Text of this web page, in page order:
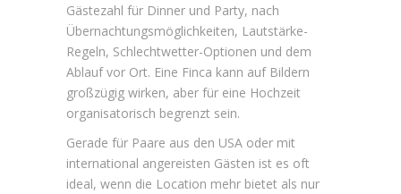
Gästezahl für Dinner und Party, nach
Übernachtungsmöglichkeiten, Lautstärke-
Regeln, Schlechtwetter-Optionen und dem
Ablauf vor Ort. Eine Finca kann auf Bildern
großzügig wirken, aber für eine Hochzeit
organisatorisch begrenzt sein.
Gerade für Paare aus den USA oder mit
international angereisten Gästen ist es oft
ideal, wenn die Location mehr bietet als nur